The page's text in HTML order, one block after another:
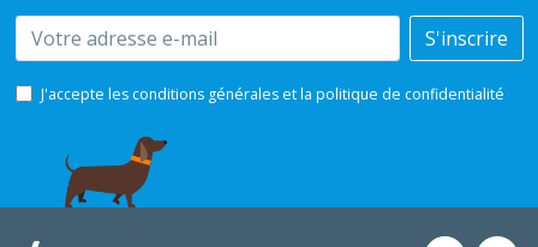
Email S'inscrire
J'accepte les conditions générales et la politique de confidentialité